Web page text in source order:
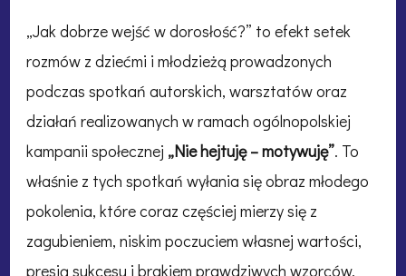
„Jak dobrze wejść w dorosłość?” to efekt setek
rozmów z dziećmi i młodzieżą prowadzonych
podczas spotkań autorskich, warsztatów oraz
działań realizowanych w ramach ogólnopolskiej
kampanii społecznej „Nie hejtuję – motywuję”. To
właśnie z tych spotkań wyłania się obraz młodego
pokolenia, które coraz częściej mierzy się z
zagubieniem, niskim poczuciem własnej wartości,
presją sukcesu i brakiem prawdziwych wzorców.